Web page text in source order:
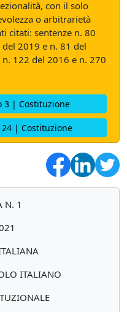
con il solo
o arbitrarietà
citati: sentenze n. 80
2019 e n. 81 del
122 del 2016 e n. 270
3 | Costituzione
| Costituzione
N. 1
ITALIANO